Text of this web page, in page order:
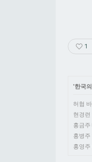
1
'한국
허협
현경
홍금
홍병
홍영